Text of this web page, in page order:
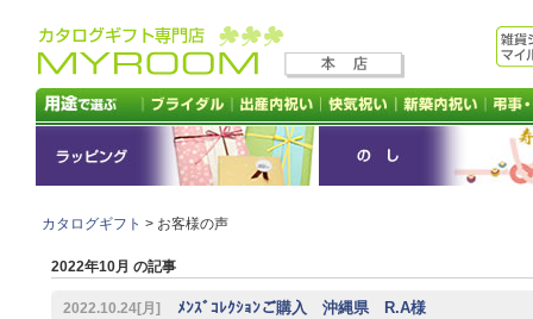
カタログギフト > お客様の声
2022年10月 の記事
2022.10.24[月] ﾒﾝｽﾞｺﾚｸｼｮﾝご購入 沖縄県 R.A様